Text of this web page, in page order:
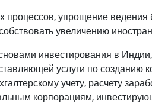
упрощение
увеличению
инвестирования в
услуги по созданию
учету, расчету
корпорациям,